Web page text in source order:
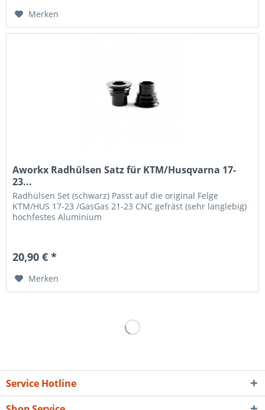
Merken
Aworkx Radhülsen Satz für KTM/Husqvarna 17-
23...
Radhülsen Set (schwarz) Passt auf die original Felge
KTM/HUS 17-23 /GasGas 21-23 CNC gefräst (sehr langlebig)
hochfestes Aluminium
20,90 € *
Merken
Service Hotline